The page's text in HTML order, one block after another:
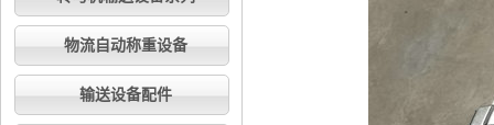
物流自动称重设备
输送设备配件